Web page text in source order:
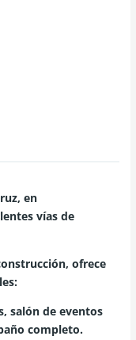
en
vías de
ofrece
salón de eventos
completo.